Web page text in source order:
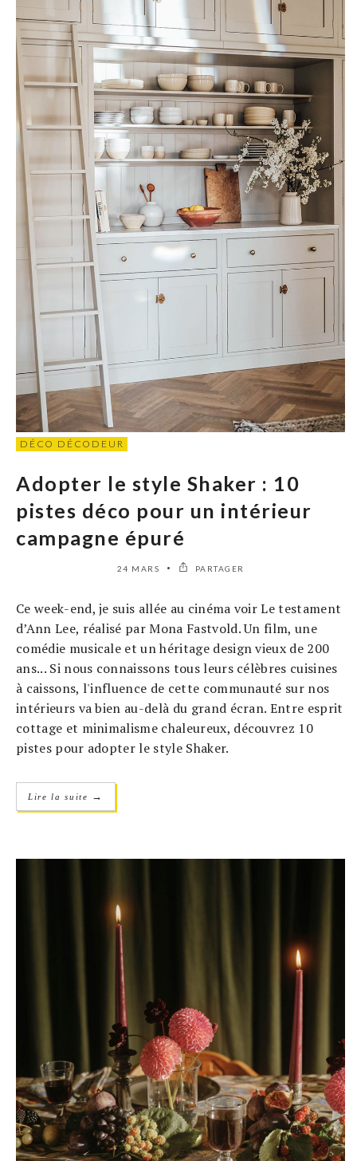
DÉCO DÉCODEUR
Adopter le style Shaker : 10
pistes déco pour un intérieur
campagne épuré
24 MARS PARTAGER
Ce week-end, je suis allée au cinéma voir Le testament
d’Ann Lee, réalisé par Mona Fastvold. Un film, une
comédie musicale et un héritage design vieux de 200
ans... Si nous connaissons tous leurs célèbres cuisines
à caissons, l'influence de cette communauté sur nos
intérieurs va bien au-delà du grand écran. Entre esprit
cottage et minimalisme chaleureux, découvrez 10
pistes pour adopter le style Shaker.
Lire la suite →